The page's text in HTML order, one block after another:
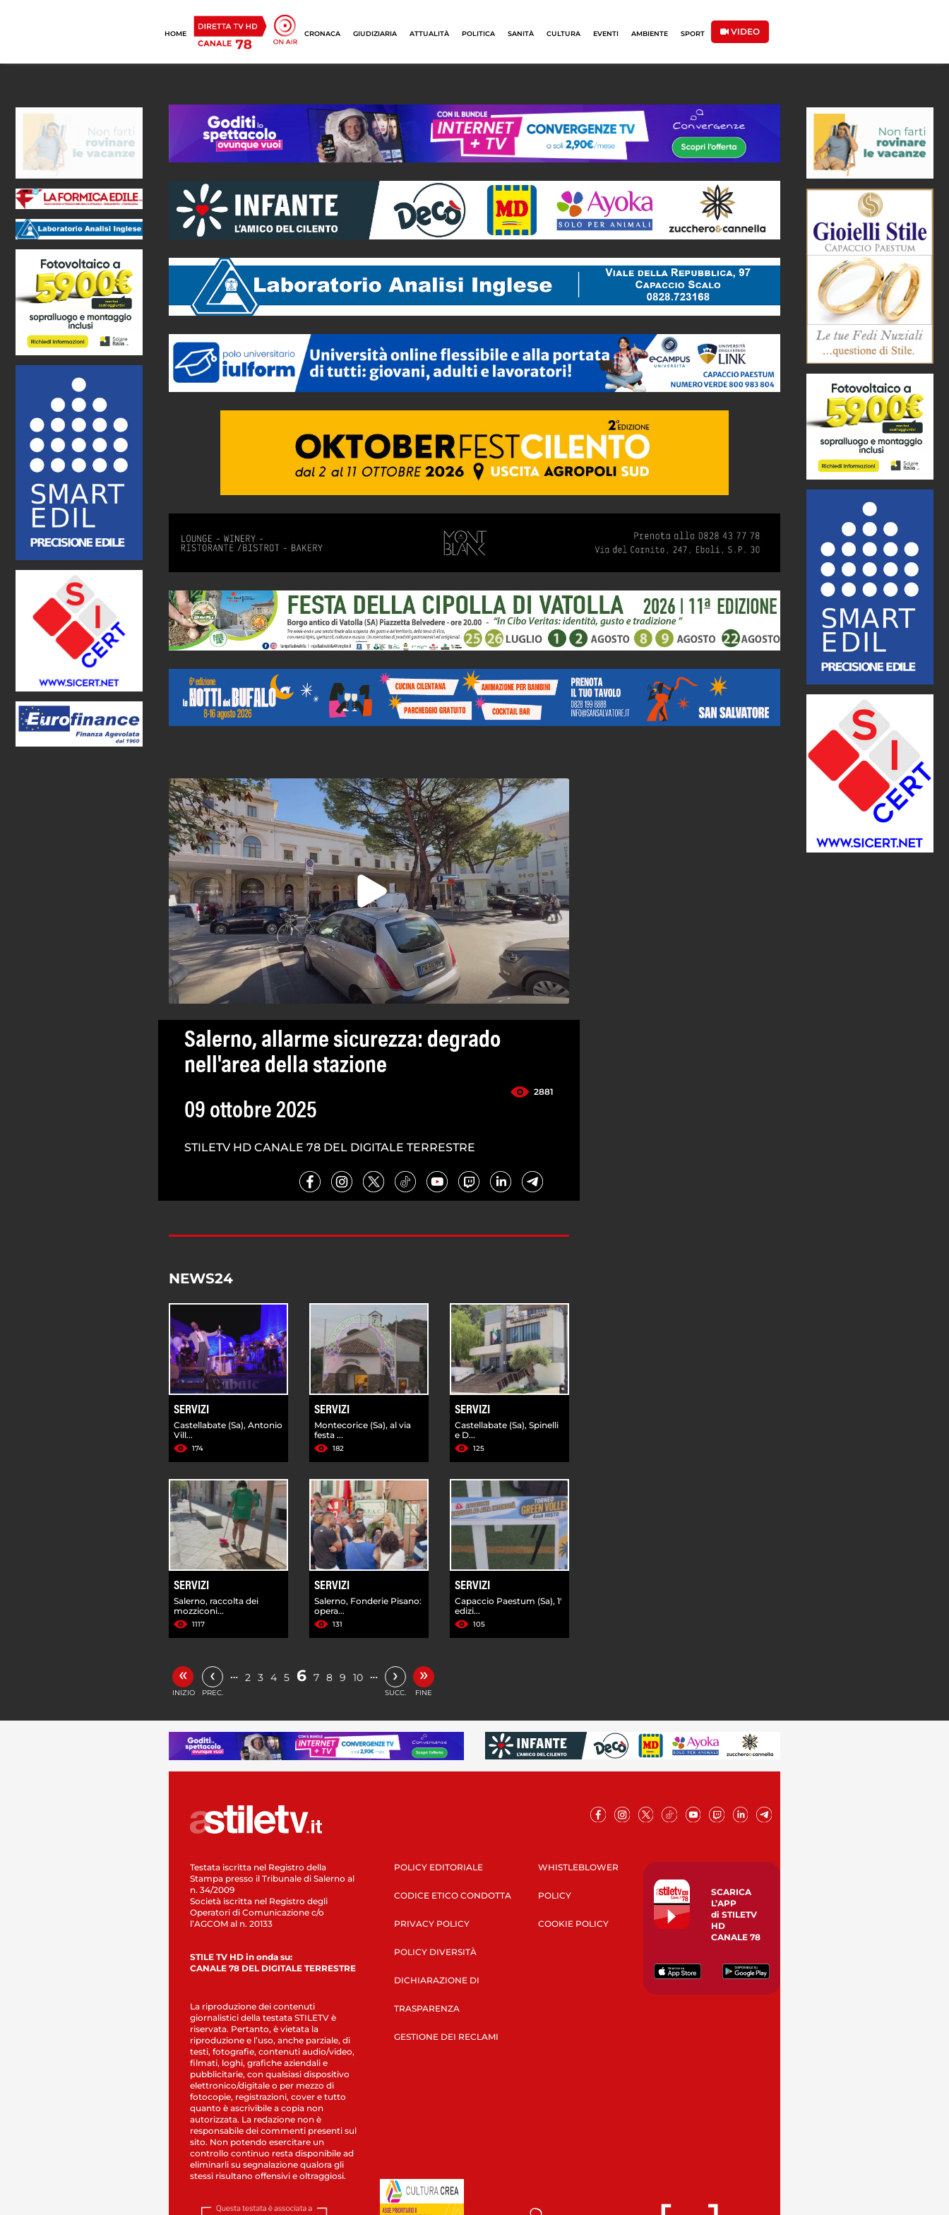
HOME CRONACA GIUDIZIARIA ATTUALITÀ POLITICA SANITÀ CULTURA EVENTI AMBIENTE SPORT VIDEO
Salerno, allarme sicurezza: degrado
nell'area della stazione
2881
09 ottobre 2025
STILETV HD CANALE 78 DEL DIGITALE TERRESTRE
NEWS24
SERVIZI
Castellabate (Sa), Antonio
Vill...
174
SERVIZI
Montecorice (Sa), al via
festa ...
182
SERVIZI
Castellabate (Sa), Spinelli
e D...
125
SERVIZI
Salerno, raccolta dei
mozziconi...
1117
SERVIZI
Salerno, Fonderie Pisano:
opera...
131
SERVIZI
Capaccio Paestum (Sa), 1'
edizi...
105
«
INIZIO
‹
PREC.
… 2 3 4 5 6 7 8 9 10 … ›
SUCC.
»
FINE
Testata iscritta nel Registro della
Stampa presso il Tribunale di Salerno al
n. 34/2009
Società iscritta nel Registro degli
Operatori di Comunicazione c/o
l’AGCOM al n. 20133
STILE TV HD in onda su:
CANALE 78 DEL DIGITALE TERRESTRE
La riproduzione dei contenuti
giornalistici della testata STILETV è
riservata. Pertanto, è vietata la
riproduzione e l’uso, anche parziale, di
testi, fotografie, contenuti audio/video,
filmati, loghi, grafiche aziendali e
pubblicitarie, con qualsiasi dispositivo
elettronico/digitale o per mezzo di
fotocopie, registrazioni, cover e tutto
quanto è ascrivibile a copia non
autorizzata. La redazione non è
responsabile dei commenti presenti sul
sito. Non potendo esercitare un
controllo continuo resta disponibile ad
eliminarli su segnalazione qualora gli
stessi risultano offensivi e oltraggiosi.
POLICY EDITORIALE
CODICE ETICO CONDOTTA
PRIVACY POLICY
POLICY DIVERSITÀ
DICHIARAZIONE DI
TRASPARENZA
GESTIONE DEI RECLAMI
WHISTLEBLOWER
POLICY
COOKIE POLICY
SCARICA
L’APP
di STILETV
HD
CANALE 78